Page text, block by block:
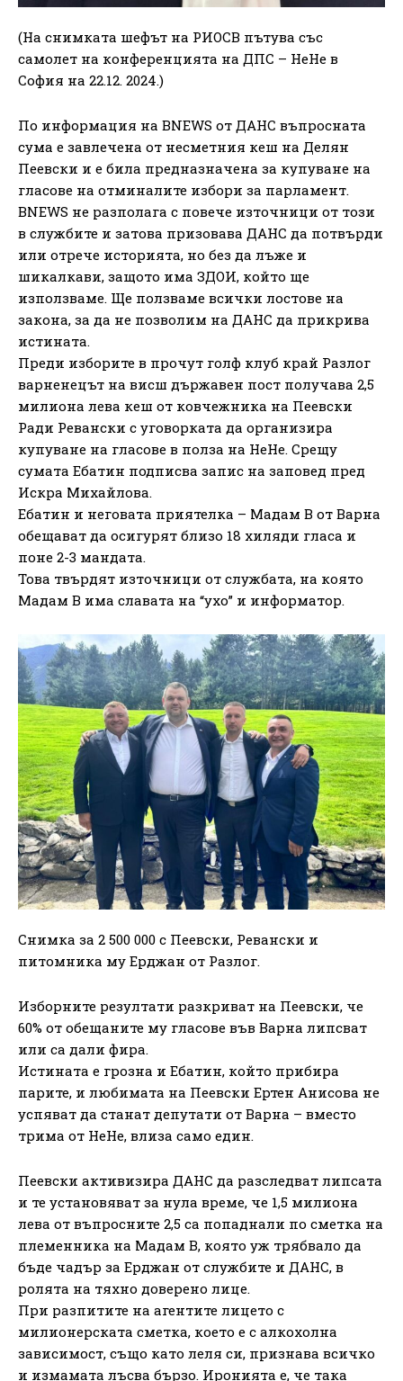
(На снимката шефът на РИОСВ пътува със
самолет на конференцията на ДПС – НеНе в
София на 22.12. 2024.)
По информация на BNEWS от ДАНС въпросната
сума е завлечена от несметния кеш на Делян
Пеевски и е била предназначена за купуване на
гласове на отминалите избори за парламент.
BNEWS не разполага с повече източници от този
в службите и затова призовава ДАНС да потвърди
или отрече историята, но без да лъже и
шикалкави, защото има ЗДОИ, който ще
използваме. Ще ползваме всички лостове на
закона, за да не позволим на ДАНС да прикрива
истината.
Преди изборите в прочут голф клуб край Разлог
варненецът на висш държавен пост получава 2,5
милиона лева кеш от ковчежника на Пеевски
Ради Ревански с уговорката да организира
купуване на гласове в полза на НеНе. Срещу
сумата Ебатин подписва запис на заповед пред
Искра Михайлова.
Ебатин и неговата приятелка – Мадам В от Варна
обещават да осигурят близо 18 хиляди гласа и
поне 2-3 мандата.
Това твърдят източници от службата, на която
Мадам В има славата на “ухо” и информатор.
Снимка за 2 500 000 с Пеевски, Ревански и
питомника му Ерджан от Разлог.
Изборните резултати разкриват на Пеевски, че
60% от обещаните му гласове във Варна липсват
или са дали фира.
Истината е грозна и Ебатин, който прибира
парите, и любимата на Пеевски Ертен Анисова не
успяват да станат депутати от Варна – вместо
трима от НеНе, влиза само един.
Пеевски активизира ДАНС да разследват липсата
и те установяват за нула време, че 1,5 милиона
лева от въпросните 2,5 са попаднали по сметка на
племенника на Мадам В, която уж трябвало да
бъде чадър за Ерджан от службите и ДАНС, в
ролята на тяхно доверено лице.
При разпитите на агентите лицето с
милионерската сметка, което е с алкохолна
зависимост, също като леля си, признава всичко
и измамата лъсва бързо. Иронията е, че така